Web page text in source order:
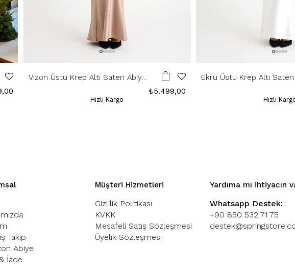
Vizon Üstü Krep Altı Saten Abiye
₺5.499,00
Hızlı Kargo
Ekru Üstü Krep Altı
Hızlı
Takip
Abiye
İade
Müşteri Hizmetleri
Gizlilik Politikası
KVKK
Mesafeli Satış Sözleşmesi
Üyelik Sözleşmesi
Yardıma mı ihtiyacın
Whatsapp Destek:
+90 850 532 71 75